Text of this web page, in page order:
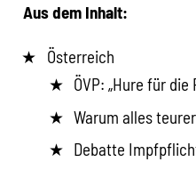
Aus dem Inhalt:
Österreich
ÖVP: „Hure für die
Warum alles
Debatte